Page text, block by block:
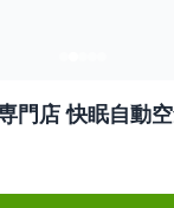
門店 快眠自動